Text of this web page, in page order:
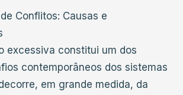
Conflitos: Causas e
excessiva constitui um dos
contemporâneos dos sistemas
em grande medida, da